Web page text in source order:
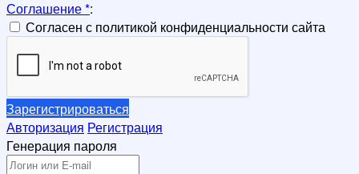
Соглашение*:
Согласен с политикой конфиденциальности сайта
Зарегистрироваться
Авторизация Регистрация
Генерация пароля